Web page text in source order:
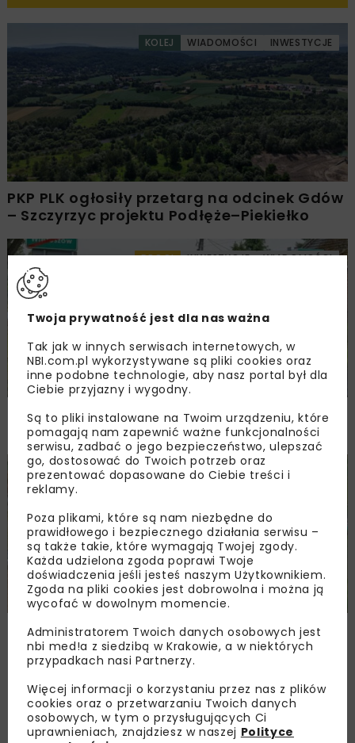
KOLEJ WIADOMOŚCI INWESTYCJE
PKP PLK ogłosiły przetarg na odcinek Gdów
– Szczyrzyc projektu Podłęże–Piekiełko
DROGI INWESTYCJE WIADOMOŚCI
Rozbudowa DW450 między Mirkowem
a Wieruszowem z dofinansowaniem UE
DROGI INWESTYCJE WIADOMOŚCI
Remont nawierzchni na węzłach A4.
Przetarg obejmuje pięć węzłów
Załaduj więcej...
Twoja prywatność jest dla nas ważna
Tak jak w innych serwisach internetowych, w
NBI.com.pl wykorzystywane są pliki cookies oraz
inne podobne technologie, aby nasz portal był dla
Ciebie przyjazny i wygodny.
Są to pliki instalowane na Twoim urządzeniu, które
pomagają nam zapewnić ważne funkcjonalności
serwisu, zadbać o jego bezpieczeństwo, ulepszać
go, dostosować do Twoich potrzeb oraz
prezentować dopasowane do Ciebie treści i
reklamy.
Poza plikami, które są nam niezbędne do
prawidłowego i bezpiecznego działania serwisu –
są także takie, które wymagają Twojej zgody.
Każda udzielona zgoda poprawi Twoje
doświadczenia jeśli jesteś naszym Użytkownikiem.
Zgoda na pliki cookies jest dobrowolna i można ją
wycofać w dowolnym momencie.
Administratorem Twoich danych osobowych jest
nbi med!a z siedzibą w Krakowie, a w niektórych
przypadkach nasi Partnerzy.
Więcej informacji o korzystaniu przez nas z plików
cookies oraz o przetwarzaniu Twoich danych
osobowych, w tym o przysługujących Ci
uprawnieniach, znajdziesz w naszej Polityce